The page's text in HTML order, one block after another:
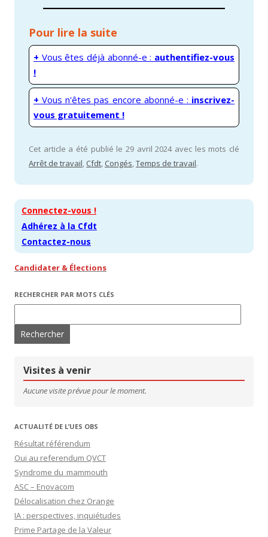
Pour lire la suite
+ Vous êtes déjà abonné-e : authentifiez-vous
!
+ Vous n'êtes pas encore abonné-e : inscrivez-
vous gratuitement !
Cet article a été publié le 29 avril 2024 avec les mots clé
Arrêt de travail, Cfdt, Congés,Temps de travail.
Connectez-vous !
Adhérez à la Cfdt
Contactez-nous
Candidater & Élections
RECHERCHER PAR MOTS CLÉS
Visites à venir
Aucune visite prévue pour le moment.
ACTUALITÉ DE L’UES OBS
Résultat référendum
Oui au referendum QVCT
Syndrome du mammouth
ASC – Enovacom
Délocalisation chez Orange
IA : perspectives, inquiétudes
Prime Partage de la Valeur